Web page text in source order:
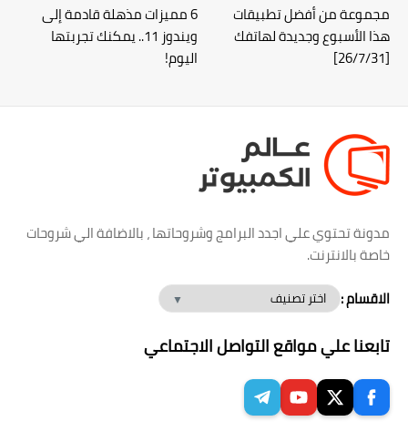
مجموعة من أفضل تطبيقات
هذا الأسبوع وجديدة لهاتفك
[26/7/31]
6 مميزات مذهلة قادمة إلى
ويندوز 11.. يمكنك تجربتها
اليوم!
مدونة تحتوي علي اجدد البرامج وشروحاتها ، بالاضافة الي شروحات
خاصة بالانترنت.
الاقسام :
تابعنا علي مواقع التواصل الاجتماعي